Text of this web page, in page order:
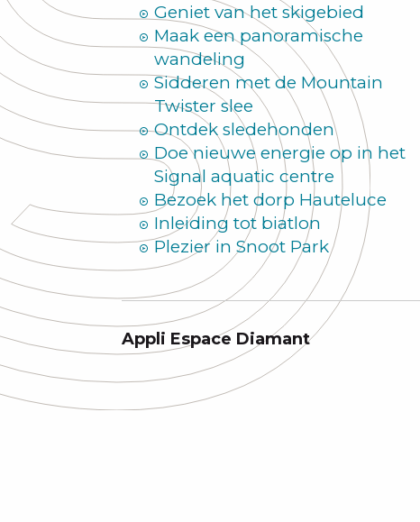
Geniet van het skigebied
Maak een panoramische
wandeling
Sidderen met de Mountain
Twister slee
Ontdek sledehonden
Doe nieuwe energie op in het
Signal aquatic centre
Bezoek het dorp Hauteluce
Inleiding tot biatlon
Plezier in Snoot Park
Appli Espace Diamant